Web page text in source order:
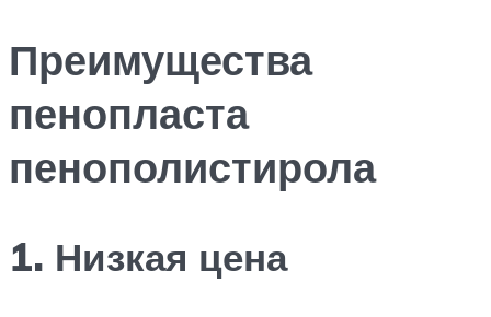
Преимущества
пенопласта
пенополистирола
1. Низкая цена